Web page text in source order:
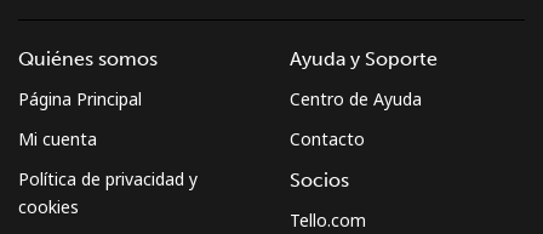
Quiénes somos
Página Principal
Mi cuenta
Política de privacidad y
cookies
Ayuda y Soporte
Centro de Ayuda
Contacto
Socios
Tello.com